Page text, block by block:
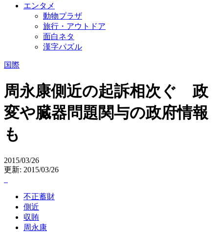
エンタメ
動物プラザ
旅行・アウトドア
面白ネタ
漢字パズル
国際
周永康側近の起訴相次ぐ 政
変や臓器問題関与の政府情報
も
2015/03/26
更新: 2015/03/26
不正蓄財
側近
収賄
周永康